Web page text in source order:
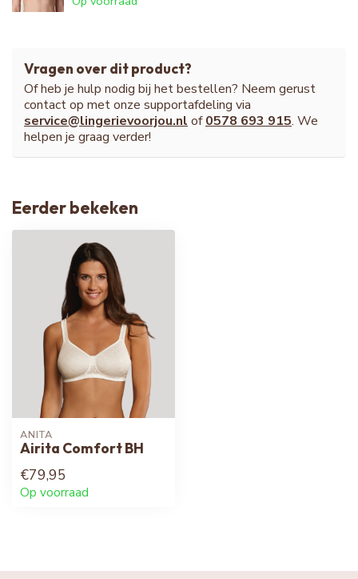
Vragen over dit product?
Of heb je hulp nodig bij het bestellen? Neem gerust
contact op met onze supportafdeling via
service@lingerievoorjou.nl of0578 693 915. We
helpen je graag verder!
Eerder bekeken
ANITA
Airita Comfort BH
€79,95
Op voorraad